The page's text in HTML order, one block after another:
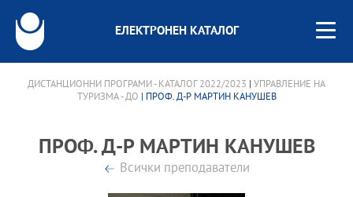
ЕЛЕКТРОНЕН КАТАЛОГ
ДИСТАНЦИОННИ ПРОГРАМИ - КАТАЛОГ 2022/2023
УПРАВЛЕНИЕ НА
ТУРИЗМА - ДО | ПРОФ. Д-Р МАРТИН КАНУШЕВ
ПРОФ. Д-Р МАРТИН КАНУШЕВ
Всички преподаватели